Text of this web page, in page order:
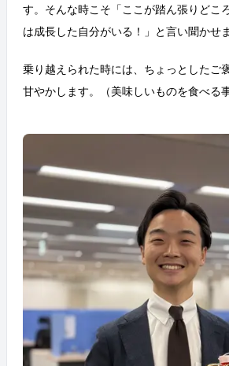
す。そんな時こそ「ここが踏ん張りどこ
は成長した自分がいる！」と言い聞かせま
乗り越えられた時には、ちょっとしたご
甘やかします。（美味しいものを食べる